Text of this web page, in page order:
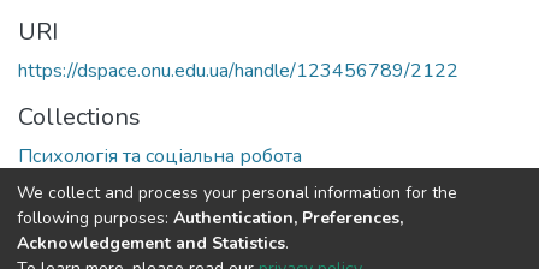
URI
https://dspace.onu.edu.ua/handle/123456789/2122
Collections
Психологія та соціальна робота
Full item page
We collect and process your personal information for the
following purposes: Authentication, Preferences,
Acknowledgement and Statistics.